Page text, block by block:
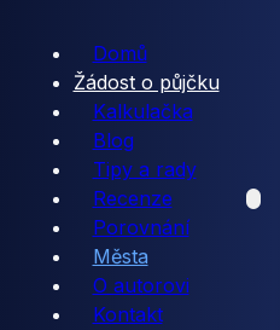
Domů
Žádost o půjčku
Kalkulačka
Blog
Tipy a rady
Recenze
Porovnání
Města
O autorovi
Kontakt